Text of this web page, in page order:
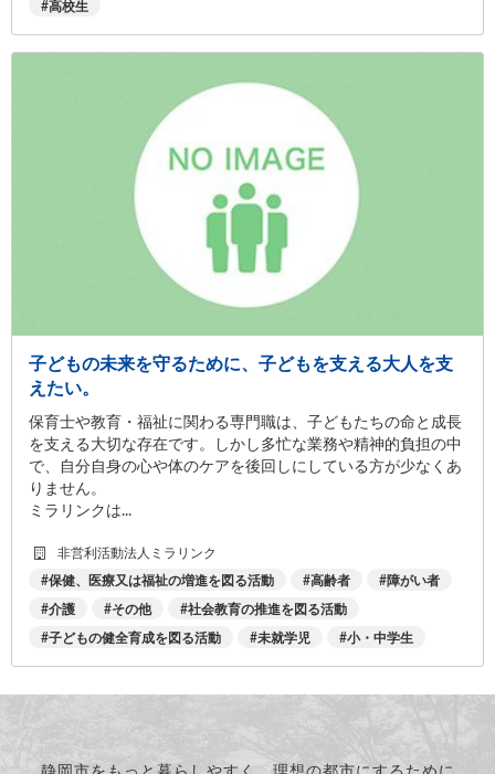
高校生
子どもの未来を守るために、子どもを支える大人を支
えたい。
保育士や教育・福祉に関わる専門職は、子どもたちの命と成長
を支える大切な存在です。しかし多忙な業務や精神的負担の中
で、自分自身の心や体のケアを後回しにしている方が少なくあ
りません。
ミラリンクは...
非営利活動法人ミラリンク
保健、医療又は福祉の増進を図る活動 高齢者 障がい者
介護 その他 社会教育の推進を図る活動
子どもの健全育成を図る活動 未就学児 小・中学生